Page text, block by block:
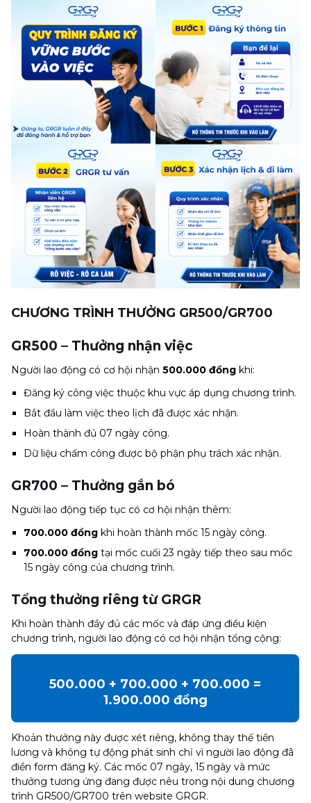
CHƯƠNG TRÌNH THƯỞNG GR500/GR700
GR500 – Thưởng nhận việc
Người lao động có cơ hội nhận 500.000 đồng khi:
Đăng ký công việc thuộc khu vực áp dụng chương trình.
Bắt đầu làm việc theo lịch đã được xác nhận.
Hoàn thành đủ 07 ngày công.
Dữ liệu chấm công được bộ phận phụ trách xác nhận.
GR700 – Thưởng gắn bó
Người lao động tiếp tục có cơ hội nhận thêm:
700.000 đồng khi hoàn thành mốc 15 ngày công.
700.000 đồng tại mốc cuối 23 ngày tiếp theo sau mốc
15 ngày công của chương trình.
Tổng thưởng riêng từ GRGR
Khi hoàn thành đầy đủ các mốc và đáp ứng điều kiện
chương trình, người lao động có cơ hội nhận tổng cộng:
500.000 + 700.000 + 700.000 =
1.900.000 đồng
Khoản thưởng này được xét riêng, không thay thế tiền
lương và không tự động phát sinh chỉ vì người lao động đã
điền form đăng ký. Các mốc 07 ngày, 15 ngày và mức
thưởng tương ứng đang được nêu trong nội dung chương
trình GR500/GR700 trên website GRGR.